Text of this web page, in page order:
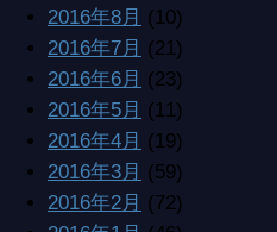
2016年8月 (10)
2016年7月 (21)
2016年6月 (23)
2016年5月 (11)
2016年4月 (19)
2016年3月 (59)
2016年2月 (72)